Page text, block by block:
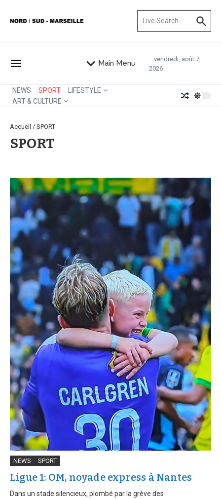
Main Menu
vendredi, août 7,
2026
NEWS SPORT
LIFESTYLE
ART & CULTURE
Accueil / SPORT
SPORT
NEWS SPORT
Ligue 1: OM, noyade express à Nantes
Dans un stade silencieux, plombé par la grève des